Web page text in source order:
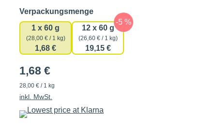
Verpackungsmengeauswählen
1 x 60 g
(28,00 € / 1 kg)
1,68 €
12 x 60 g
(26,60 € / 1 kg)
19,15 €
1,68 €
28,00 € / 1 kg
inkl. MwSt.